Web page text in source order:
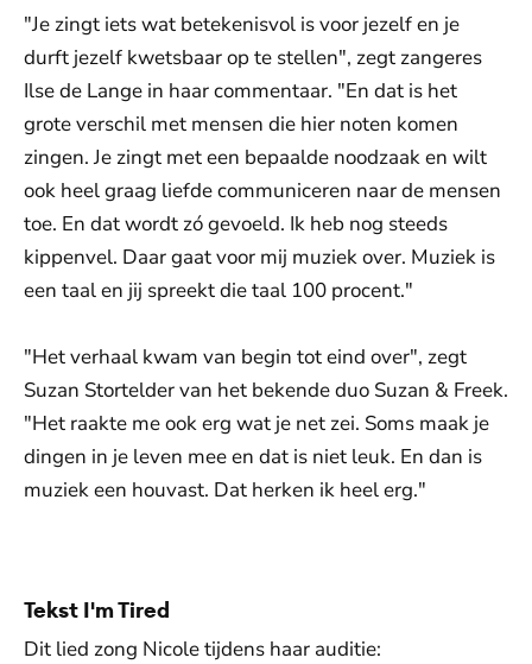
"Je zingt iets wat betekenisvol is voor jezelf en je
durft jezelf kwetsbaar op te stellen", zegt zangeres
Ilse de Lange in haar commentaar. "En dat is het
grote verschil met mensen die hier noten komen
zingen. Je zingt met een bepaalde noodzaak en wilt
ook heel graag liefde communiceren naar de mensen
toe. En dat wordt zó gevoeld. Ik heb nog steeds
kippenvel. Daar gaat voor mij muziek over. Muziek is
een taal en jij spreekt die taal 100 procent."
"Het verhaal kwam van begin tot eind over", zegt
Suzan Stortelder van het bekende duo Suzan & Freek.
"Het raakte me ook erg wat je net zei. Soms maak je
dingen in je leven mee en dat is niet leuk. En dan is
muziek een houvast. Dat herken ik heel erg."
De weergave van deze video vereist jouw
Tekst I'm Tired
Dit lied zong Nicole tijdens haar auditie: